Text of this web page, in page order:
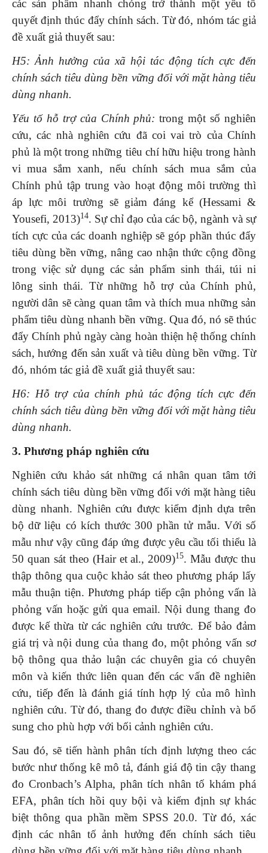
các sản phẩm nhanh chóng trở thành một yếu tố
quyết định thúc đẩy chính sách. Từ đó, nhóm tác giả
đề xuất giả thuyết sau:
H5: Ảnh hưởng của xã hội tác động tích cực đến
chính sách tiêu dùng bền vững đối với mặt hàng tiêu
dùng nhanh.
Yếu tố hỗ trợ của Chính phủ: trong một số nghiên
cứu, các nhà nghiên cứu đã coi vai trò của Chính
phủ là một trong những tiêu chí hữu hiệu trong hành
vi mua sắm xanh, nếu chính sách mua sắm của
Chính phủ tập trung vào hoạt động môi trường thì
áp lực môi trường sẽ giảm đáng kể (Hessami &
Yousefi, 2013)14. Sự chỉ đạo của các bộ, ngành và sự
tích cực của các doanh nghiệp sẽ góp phần thúc đẩy
tiêu dùng bền vững, nâng cao nhận thức cộng đồng
trong việc sử dụng các sản phẩm sinh thái, túi ni
lông sinh thái. Từ những hỗ trợ của Chính phủ,
người dân sẽ càng quan tâm và thích mua những sản
phẩm tiêu dùng nhanh bền vững. Qua đó, nó sẽ thúc
đẩy Chính phủ ngày càng hoàn thiện hệ thống chính
sách, hướng đến sản xuất và tiêu dùng bền vững. Từ
đó, nhóm tác giả đề xuất giả thuyết sau:
H6: Hỗ trợ của chính phủ tác động tích cực đến
chính sách tiêu dùng bền vững đối với mặt hàng tiêu
dùng nhanh.
3. Phương pháp nghiên cứu
Nghiên cứu khảo sát những cá nhân quan tâm tới
chính sách tiêu dùng bền vững đối với mặt hàng tiêu
dùng nhanh. Nghiên cứu được kiểm định dựa trên
bộ dữ liệu có kích thước 300 phần tử mẫu. Với số
mẫu như vậy cũng đáp ứng được yêu cầu tối thiểu là
50 quan sát theo (Hair et al., 2009)15. Mẫu được thu
thập thông qua cuộc khảo sát theo phương pháp lấy
mẫu thuận tiện. Phương pháp tiếp cận phỏng vấn là
phỏng vấn hoặc gửi qua email. Nội dung thang đo
được kế thừa từ các nghiên cứu trước. Để bảo đảm
giá trị và nội dung của thang đo, một phỏng vấn sơ
bộ thông qua thảo luận các chuyên gia có chuyên
môn và kiến thức liên quan đến các vấn đề nghiên
cứu, tiếp đến là đánh giá tính hợp lý của mô hình
nghiên cứu. Từ đó, thang đo được điều chỉnh và bổ
sung cho phù hợp với bối cảnh nghiên cứu.
Sau đó, sẽ tiến hành phân tích định lượng theo các
bước như thống kê mô tả, đánh giá độ tin cậy thang
đo Cronbach’s Alpha, phân tích nhân tố khám phá
EFA, phân tích hồi quy bội và kiểm định sự khác
biệt thông qua phần mềm SPSS 20.0. Từ đó, xác
định các nhân tố ảnh hưởng đến chính sách tiêu